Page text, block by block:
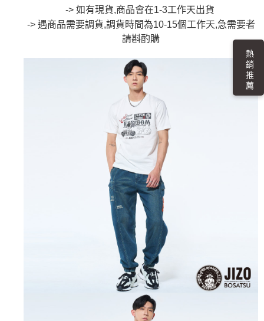
熱 銷 推 薦
1.本服務由台灣大哥大提供，台灣大哥大用戶可立即使用無須另外申請。
2.付款方式選擇「大哥付你分期」，訂單成立後會自動跳轉到大哥付的交易
流程，驗證手機門號後，選擇欲分期的期數、繳款截止日，確認付款後即完
4.訂單成立30分鐘內，如未前往確認交易或遇審核未通過，訂單將自動取
消。如遇「轉專審核」未通過狀況，表示未達大哥付你分期系統評分，恕無
1.分期款項不併入電信帳單，「大哥付你分期」於每月結算日後寄送繳費提
2.透過簡訊連結打開帳單後，可選擇「超商條碼／台灣大直營門市／銀行轉
帳／街口支付／iPASS MONEY」等通路繳費。
1.本服務係由「台灣大哥大股份有限公司」（以下簡稱本公司）所提供，讓
用戶於交易時，得透過本服務購買商品或服務，並由商店將買賣／分期付款
買賣價金債權讓與本公司後，依約使用本公司帳單繳交帳款。
2.基於同意付款使用「大哥付你分期」之契約關係目的，商店將以您的個人
資料（包含姓名、電話或地址）提供予台灣大哥大進項蒐集、處理及利用，
由本公司與您本人進行分期帳單所需資料之確認、核對及更正。
3.完整用戶服務條款，請詳閱以下連結：
https://oppay.tw/userRule
相關說明
【關於「AFTEE先享後付」】
AFTEE先享後付是「在收到商品之後才付款」的支付方式。 讓您購物簡單
１．簡單：不需註冊會員、不需綁卡、不需儲值。
２．便利：只要手機號碼，簡訊認證，即可結帳。
３．安心：先確認商品／服務後，再付款。
１．於結帳方式選擇「AFTEE先享後付」後，將跳轉至「AFTEE先享後付」
結帳頁面，進行簡訊認證並確認金額後，即可完成結帳。
２．訂單成立數日內，您將收到繳費通知簡訊。
３．收到繳費通知簡訊後14天內，點擊此簡訊中的連結，可透過四大超商／
ATM／網路銀行／等多元方式進行付款，方視為交易完成。
※ 請注意：結帳手續完成當下不需立刻繳費，但若您需要取消訂單，請聯絡
購買商品的店家。未經商家同意取消之訂單仍視為有效，需透過AFTEE先享
※ 交易是否成功請以「AFTEE先享後付 」之結帳頁面顯示為準，若有關於
是否繳費成功／繳費後需取消欲退款等相關疑問，請聯繫「AFTEE先享後付
https://netprotections.freshdesk.com/support/home
１．透過由恩沛科技股份有限公司提供之「AFTEE先享後付」服務完成之交
易，需依本服務之必要範圍內提供個人資料，並將交易相關給付款項請求債
權轉讓予恩沛科技股份有限公司。
２．關於個人資料處理事宜，請瀏覽以下網址：
３．未成年的使用者請事先徵得法定代理人或監護人之同意方可使用
「AFTEE先享後付」，若未經同意申辦者引起之損失，本公司不負相關責
每筆NT$80，滿NT$888(含以上)免運費
每筆NT$80，滿NT$888(含以上)免運費
每筆NT$60，滿NT$3,000(含以上)免運費
每筆NT$60，滿NT$3,000(含以上)免運費
每筆NT$80，滿NT$3,000(含以上)免運費
每筆NT$80，滿NT$3,000(含以上)免運費
-> 如有現貨,商品會在1-3工作天出貨
-> 遇商品需要調貨,調貨時間為10-15個工作天,急需要者
請斟酌購